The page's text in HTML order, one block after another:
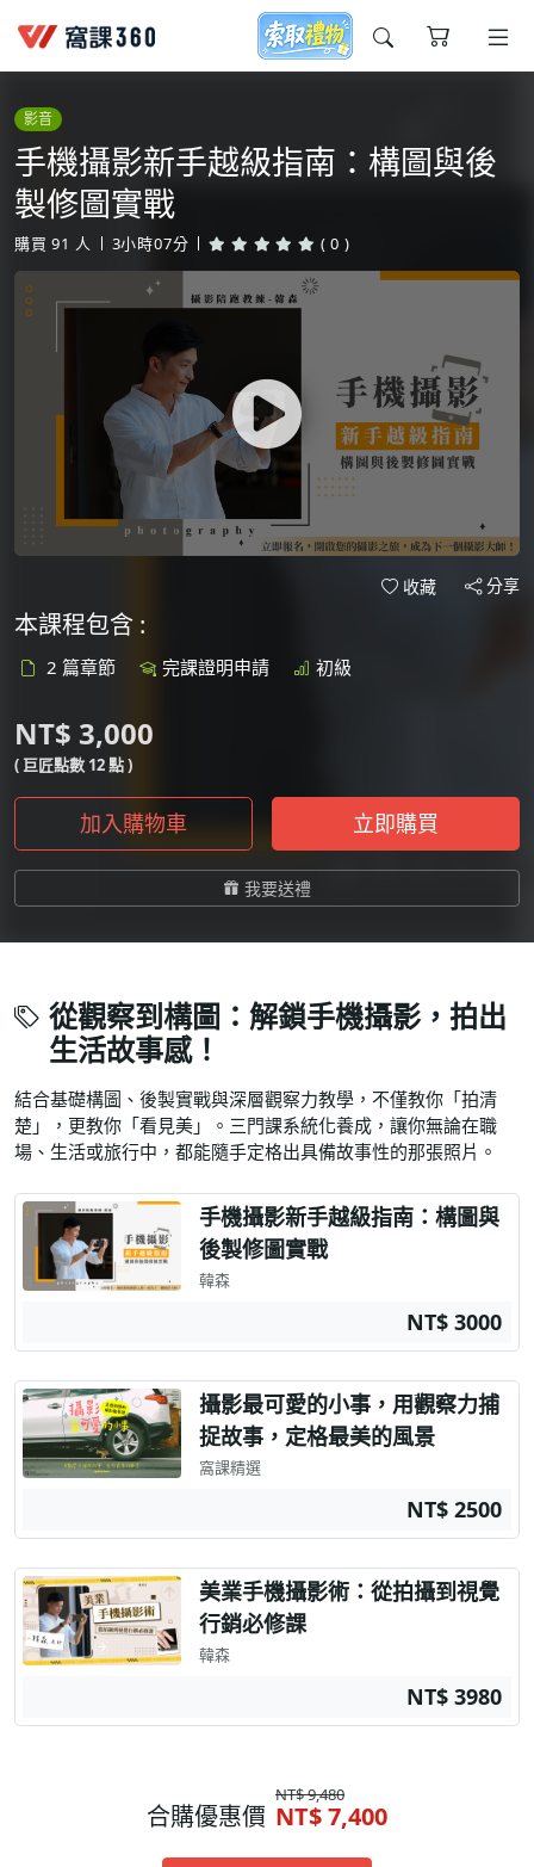
今天想要學什麼?
影音
手機攝影新手越級指南：構圖與後
製修圖實戰
購買 91 人 3小時07分 ( 0 )
收藏 分享
本課程包含 :
2 篇章節 完課證明申請 初級
NT$ 3,000
( 巨匠點數 12 點 )
加入購物車 立即購買
我要送禮
從觀察到構圖：解鎖手機攝影，拍出
生活故事感！
結合基礎構圖、後製實戰與深層觀察力教學，不僅教你「拍清
楚」，更教你「看見美」。三門課系統化養成，讓你無論在職
場、生活或旅行中，都能隨手定格出具備故事性的那張照片。
手機攝影新手越級指南：構圖與
後製修圖實戰
韓森
NT$ 3000
攝影最可愛的小事，用觀察力捕
捉故事，定格最美的風景
窩課精選
NT$ 2500
美業手機攝影術：從拍攝到視覺
行銷必修課
韓森
NT$ 3980
合購優惠價
NT$ 9,480
NT$ 7,400